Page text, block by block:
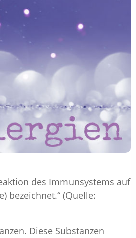
des Immunsystems auf
bezeichnet.“ (Quelle:
Diese Substanzen